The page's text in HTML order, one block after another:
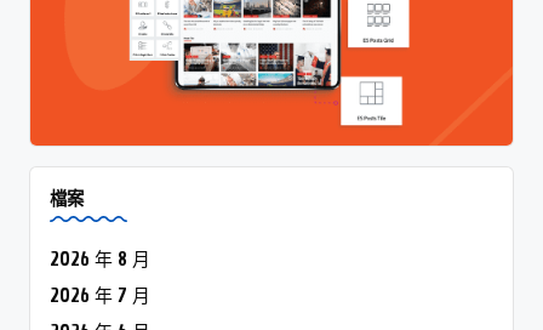
檔案
2026 年 8 月
2026 年 7 月